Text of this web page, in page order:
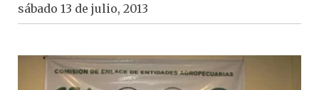
sábado 13 de julio, 2013